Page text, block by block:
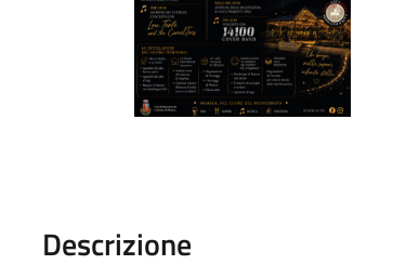
Descrizione